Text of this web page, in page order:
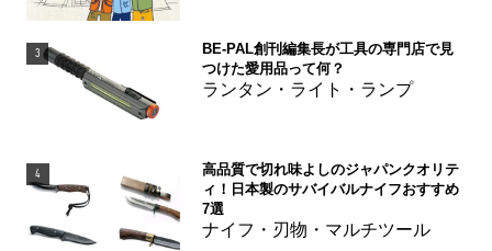
3
BE-PAL創刊編集長が工具の専門店で見
つけた愛用品って何？
ランタン・ライト・ランプ
4
高品質で切れ味よしのジャパンクオリテ
ィ！日本製のサバイバルナイフおすすめ
7選
ナイフ・刃物・マルチツール